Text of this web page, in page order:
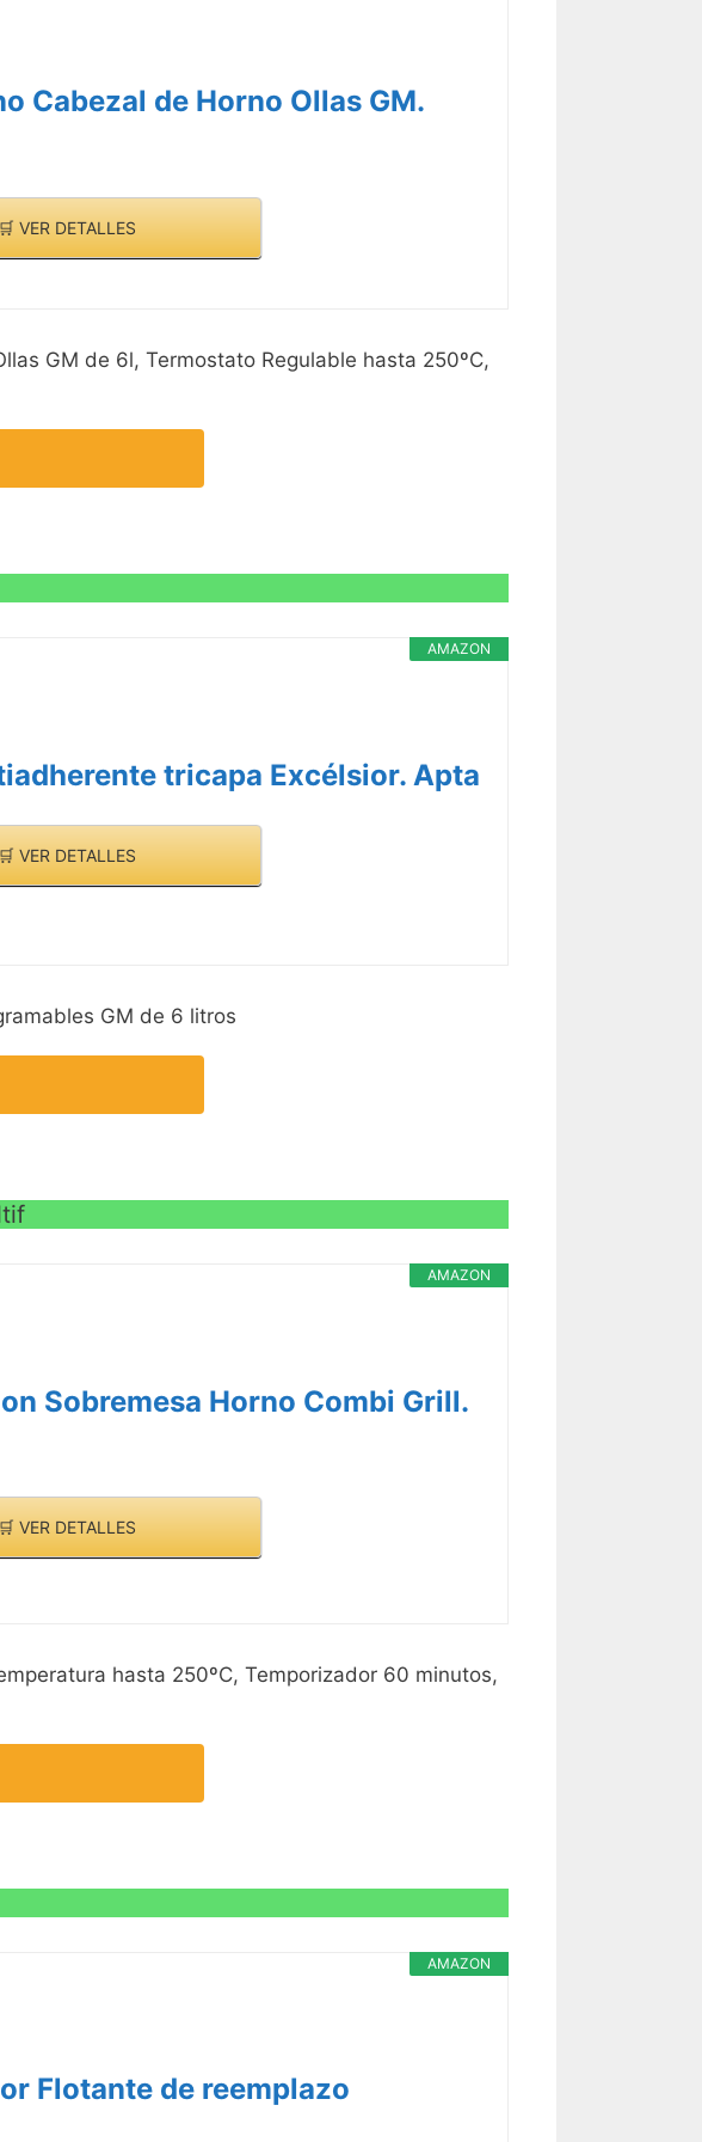
Cabezal de Horno Ollas GM.
🛒 VER DETALLES
GM de 6l, Termostato Regulable hasta 250ºC,
AMAZON
tricapa Excélsior. Apta
🛒 VER DETALLES
GM de 6 litros
AMAZON
Sobremesa Horno Combi Grill.
🛒 VER DETALLES
hasta 250ºC, Temporizador 60 minutos,
AMAZON
Flotante de reemplazo